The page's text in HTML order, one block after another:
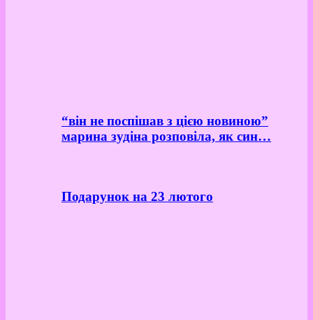
“він не поспішав з цією новиною”
марина зудіна розповіла, як син…
Подарунок на 23 лютого